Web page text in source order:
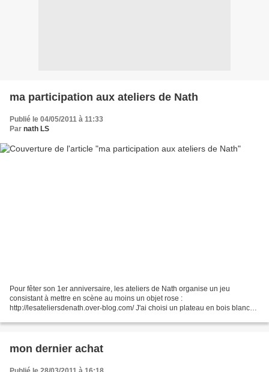
ma participation aux ateliers de Nath
Publié le 04/05/2011 à 11:33
Par nath LS
Pour fêter son 1er anniversaire, les ateliers de Nath organise un jeu
consistant à mettre en scène au moins un objet rose :
http://lesateliersdenath.over-blog.com/ J'ai choisi un plateau en bois blanc
mon dernier achat